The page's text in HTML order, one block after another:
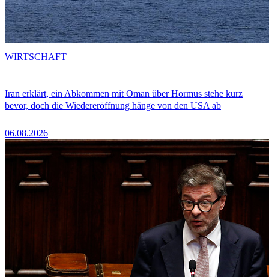
Iran erklärt, ein Abkommen mit Oman über Hormus stehe kurz
bevor, doch die Wiedereröffnung hänge von den USA ab
06.08.2026
WIRTSCHAFT